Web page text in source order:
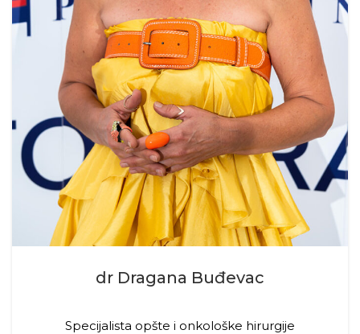
dr Dragana Buđevac
Specijalista opšte i onkološke hirurgije